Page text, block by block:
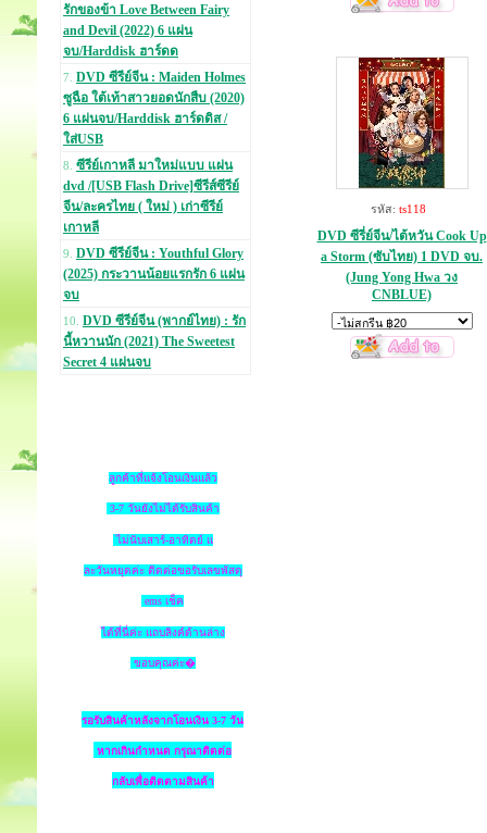
รักของข้า Love Between Fairy
and Devil (2022) 6 แผ่น
จบ/Harddisk ฮาร์ดด
7. DVD ซีรีย์จีน : Maiden Holmes
ซูฉือ ใต้เท้าสาวยอดนักสืบ (2020)
6 แผ่นจบ/Harddisk ฮาร์ดดิส /
ใส่USB
8. ซีรีย์เกาหลี มาใหม่แบบ แผ่น
dvd /[USB Flash Drive]ซีรีส์ซีรีย์
จีน/ละครไทย ( ใหม่ ) เก่าซีรีย์
เกาหลี
9. DVD ซีรีย์จีน : Youthful Glory
(2025) กระวานน้อยแรกรัก 6 แผ่น
จบ
10. DVD ซีรีย์จีน (พากย์ไทย) : รัก
นี้หวานนัก (2021) The Sweetest
Secret 4 แผ่นจบ
ลูกค้าที่แจ้งโอนเงินแล้ว
3-7 วันยังไม่ได้รับสินค้า
ไม่นับเสาร์-อาทิตย์ แ
ละวันหยุดค่ะ ติดต่อขอรับเลขพัสดุ
ems เช็ค
ได้ที่นี่ค่ะ แถบลิงค์ด้านล่าง
ขอบคุณค่ะ�
รอรับสินค้าหลังจากโอนเงิน 3-7 วัน
หากเกินกำหนด กรุณาติดต่อ
กลับเพื่อติดตามสินค้า
รหัส: ts118
DVD ซีรี่ย์จีน/ไต้หวัน Cook Up
a Storm (ซับไทย) 1 DVD จบ.
(Jung Yong Hwa วง
CNBLUE)